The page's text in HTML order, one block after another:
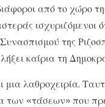
από το χώρο
ισχυριζόμενοι
της
καίρια τη
μια λαθροχειρία.
των «τάσεων» που